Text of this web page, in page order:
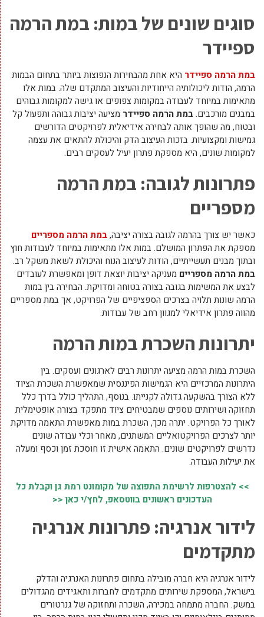
סוגים שונים של במות: במת הרמה
ספיידר
במת הרמה ספיידר היא אחת מהבחירות הנפוצות ביותר בתחום הבמות
הרמה, הודות ליכולותיה הייחודיות והעיצוב המתקדם שלה. במות אלו
מתאימות במיוחד לעבודה במקומות צפופים או גישה למקומות גבוהים
במבנים מורכבים.במת הרמה ספיידר מציעה יציבות גבוהה ותפעול קל
ובטוח, מה שהופך אותה לבחירה אידיאלית לפרויקטים הדורשים
גמישות ומקצועיות. בזכות העיצוב הדק והיכולת להתאים את עצמה
למקומות שונים, היא מספקת פתרון יעיל לעסקים רבים.
פתרונות לגובה: במת הרמה
מספריים
כאשר יש צורך בהרמה לגובה בצורה יציבה,במת הרמה מספריים
מספקת את הפתרון המושלם. במות אלו מתאימות במיוחד לעבודות חוץ
ובתוך מבנים תעשייתיים, הודות לעיצוב הנוח והיכולת לשאת משקל רב.
במת הרמה מספריים מעניקה יציבות יוצאת דופן ומאפשרת לעובדים
לבצע את המשימות בגובה בצורה בטוחה ומדויקת. הבחירה בין במות
הרמה שונות תלויה בצרכים הספציפיים של הפרויקט, אך במת מספריים
מהווה פתרון אידיאלי למגוון רחב של עבודות.
יתרונות השכרת במות הרמה
השכרת במות הרמה מציעה יתרונות רבים לארגונים ועסקים. בין
היתרונות המרכזיים היא הגמישות הפיננסית שמאפשרת השכרת הציוד
ללא הצורך בהשקעה גדולה לקנייתו. בנוסף, התהליך כולל בדרך כלל
תחזוקה ושירותים נוספים שמבטיחים ציוד מתפקד בצורה אופטימלית
לאורך כל הפרויקט. יתרה מכך, השכרת במות מאפשרת התאמה מדויקת
יותר לצרכים הפרויקטואליים המשתנים, מאחר וכלי עבודה שונים
נדרשים לפרויקטים שונים. התאמה אישית זו חוסכת זמן וכסף ומעלה
את יעילות העבודה.
>> להצטרפות לרשימת התפוצה של מקומונט רמת גן וקבלת כל
העדכונים ראשונים בווטסאפ, לחץ/י כאן <<
לידור אנרגיה: פתרונות אנרגיה
מתקדמים
לידור אנרגיה היא חברה מובילה בתחום פתרונות האנרגיה והדלק
בישראל, המספקת שירותים מתקדמים לחברות ותאגידים מהגדולים
במשק. החברה מתמחה במכירה, השכרה ותחזוקה של גנרטורים